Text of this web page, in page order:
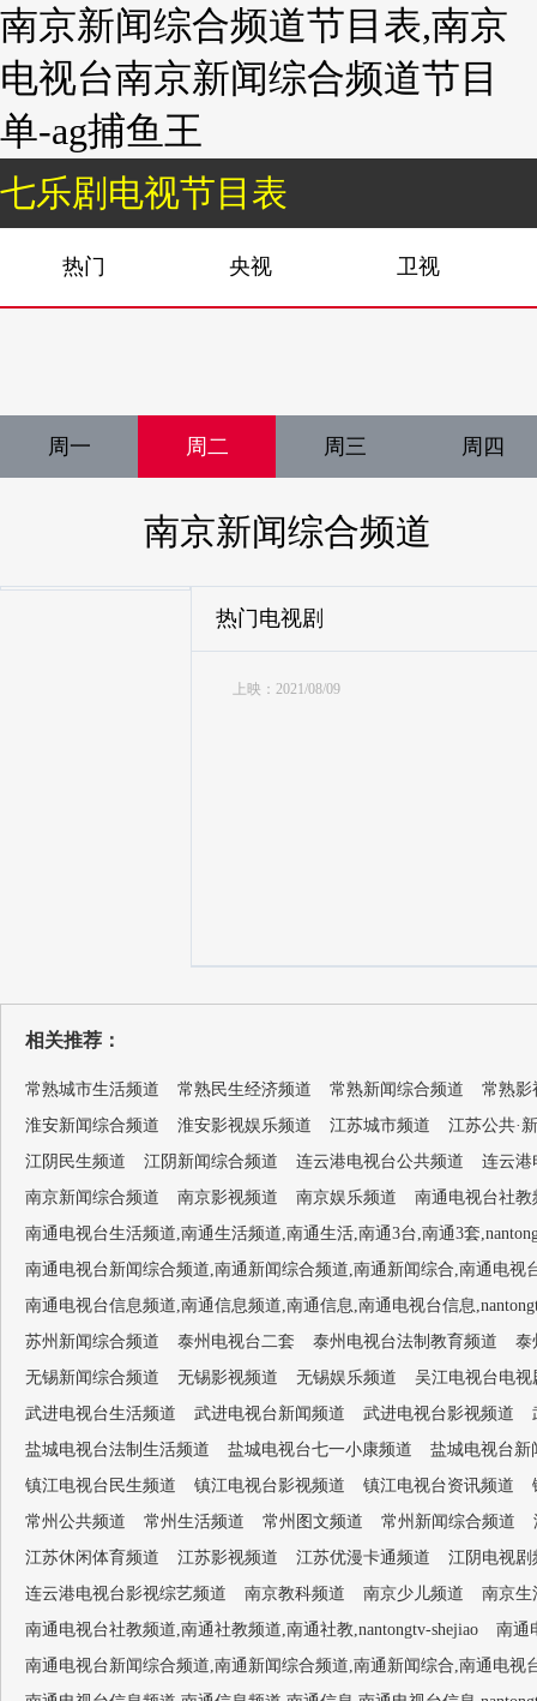
南京新闻综合频道节目表,南京
电视台南京新闻综合频道节目
单-ag捕鱼王
七乐剧电视节目表
热门 央视 卫视
周一 周二 周三 周四
南京新闻综合频道
热门电视剧
上映：2021/08/09
相关推荐：
常熟城市生活频道 常熟民生经济频道 常熟新闻综合频道
常熟影
淮安新闻综合频道
淮安影视娱乐频道 江苏城市频道
江苏公共·
江阴民生频道
江阴新闻综合频道 连云港电视台公共频道
连云港
南京新闻综合频道
南京影视频道 南京娱乐频道
南通电视台社教
南通电视台生活频道,南通生活频道,南通生活,南通3台,南通3套
南通电视台新闻综合频道,南通新闻综合频道,南通新闻综合,南通电视
南通电视台信息频道,南通信息频道,南通信息,南通电视台信息
苏州新闻综合频道
泰州电视台二套 泰州电视台法制教育频道
泰
无锡新闻综合频道
无锡影视频道 无锡娱乐频道
吴江电视台电视
武进电视台生活频道
武进电视台新闻频道 武进电视台影视频道
盐城电视台法制生活频道
盐城电视台七一小康频道
盐城电视台新
镇江电视台民生频道
镇江电视台影视频道 镇江电视台资讯频道
常州公共频道
常州生活频道 常州图文频道 常州新闻综合频道
江苏休闲体育频道
江苏影视频道 江苏优漫卡通频道
江阴电视剧
连云港电视台影视综艺频道
南京教科频道 南京少儿频道
南京生
南通电视台社教频道,南通社教频道,南通社教,nantongtv-shejiao
南通
南通电视台新闻综合频道,南通新闻综合频道,南通新闻综合,南通电视